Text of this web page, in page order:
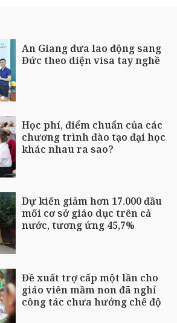
An Giang đưa lao động sang
Đức theo diện visa tay nghề
Học phí, điểm chuẩn của các
chương trình đào tạo đại học
khác nhau ra sao?
Dự kiến giảm hơn 17.000 đầu
mối cơ sở giáo dục trên cả
nước, tương ứng 45,7%
Đề xuất trợ cấp một lần cho
giáo viên mầm non đã nghỉ
công tác chưa hưởng chế độ